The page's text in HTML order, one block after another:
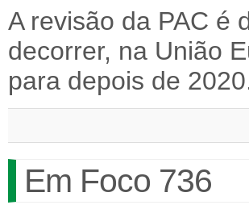
A revisão da PAC é
decorrer, na União
para depois de
Em Foco 736